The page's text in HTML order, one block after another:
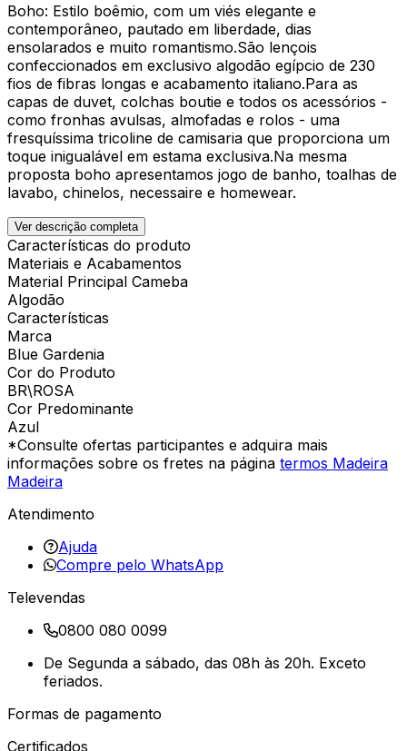
Boho: Estilo boêmio, com um viés elegante e
contemporâneo, pautado em liberdade, dias
ensolarados e muito romantismo.São lençois
confeccionados em exclusivo algodão egípcio de 230
fios de fibras longas e acabamento italiano.Para as
capas de duvet, colchas boutie e todos os acessórios -
como fronhas avulsas, almofadas e rolos - uma
fresquíssima tricoline de camisaria que proporciona um
toque inigualável em estama exclusiva.Na mesma
proposta boho apresentamos jogo de banho, toalhas de
lavabo, chinelos, necessaire e homewear.
Ver descrição completa
Características do produto
Materiais e Acabamentos
Material Principal Cameba
Algodão
Características
Marca
Blue Gardenia
Cor do Produto
BR\ROSA
Cor Predominante
Azul
*Consulte ofertas participantes e adquira mais
informações sobre os fretes na página termos Madeira
Madeira
Atendimento
Ajuda
Compre pelo WhatsApp
Televendas
0800 080 0099
De Segunda a sábado, das 08h às 20h. Exceto
feriados.
Formas de pagamento
Certificados